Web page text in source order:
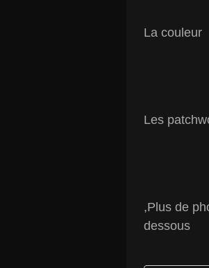
La couleur
Les
,Plus de
dessous